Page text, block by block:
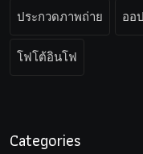
ประกวดภาพถ่าย ออ
โฟโต้อินโฟ
Categories